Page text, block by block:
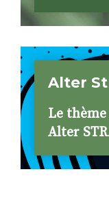
Alter
Le
Alter